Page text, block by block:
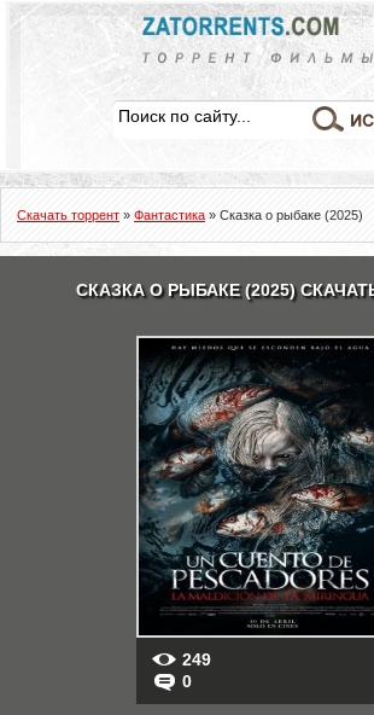
Скачать торрент » Фантастика » Сказка о рыбаке (2025)
СКАЗКА О РЫБАКЕ (2025)
249
0